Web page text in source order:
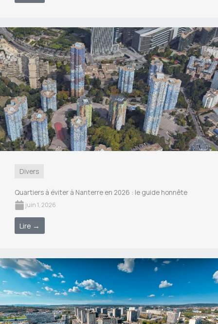
Divers
Quartiers à éviter à Nanterre en 2026 : le guide honnête
juin 1, 2026
Lire →